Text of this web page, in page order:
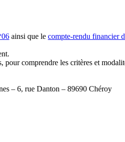
ainsi que le compte-rendu financier
pour comprendre les critères et
– 6, rue Danton – 89690 Chéroy